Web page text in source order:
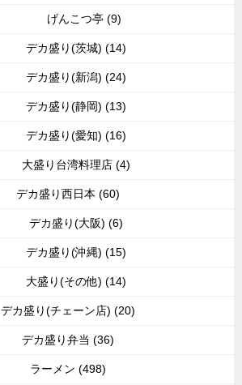
げんこつ亭 (9)
デカ盛り(茨城) (14)
デカ盛り(新潟) (24)
デカ盛り(静岡) (13)
デカ盛り(愛知) (16)
大盛り台湾料理店 (4)
デカ盛り西日本 (60)
デカ盛り(大阪) (6)
デカ盛り(沖縄) (15)
大盛り(その他) (14)
デカ盛り(チェーン店) (20)
デカ盛り弁当 (36)
ラーメン (498)